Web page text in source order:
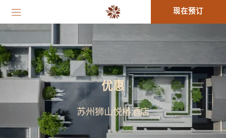
现在预订
优惠
苏州狮山悦椿酒店